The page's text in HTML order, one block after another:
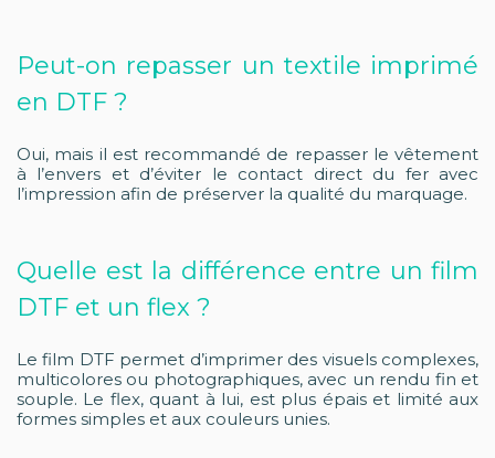
Peut-on repasser un textile imprimé
en DTF ?
Oui, mais il est recommandé de repasser le vêtement
à l’envers et d’éviter le contact direct du fer avec
l’impression afin de préserver la qualité du marquage.
Quelle est la différence entre un film
DTF et un flex ?
Le film DTF permet d’imprimer des visuels complexes,
multicolores ou photographiques, avec un rendu fin et
souple. Le flex, quant à lui, est plus épais et limité aux
formes simples et aux couleurs unies.